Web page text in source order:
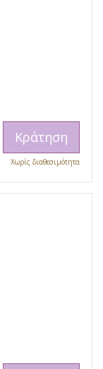
Κράτηση
Χωρίς διαθεσιμότητα